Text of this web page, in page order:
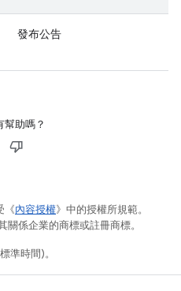
發布公告
幫助嗎？
《內容授權》中的授權所規範。
係企業的商標或註冊商標。
準時間)。